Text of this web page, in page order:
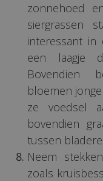
zonnehoed
siergrassen
interessant
een laagje
Bovendien
bloemen
ze voedsel
bovendien
tussen
Neem
zoals